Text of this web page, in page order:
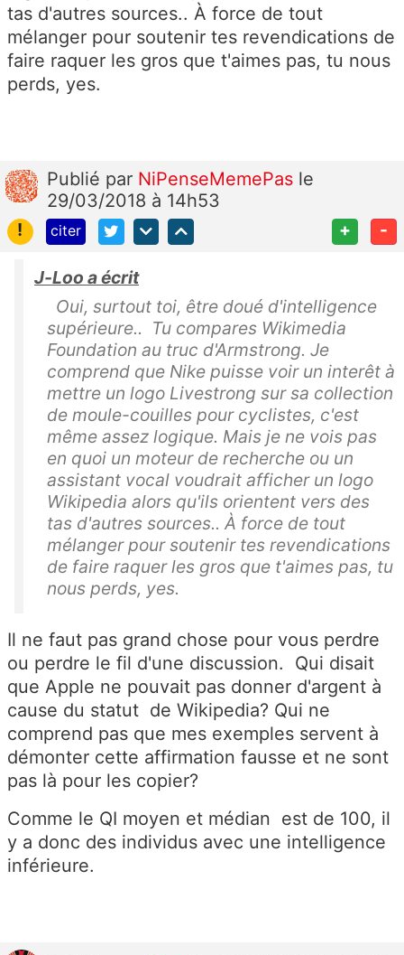
tas d'autres sources.. À force de tout
mélanger pour soutenir tes revendications de
faire raquer les gros que t'aimes pas, tu nous
perds, yes.
Publié par NiPenseMemePas le
29/03/2018 à 14h53
!
citer + -
J-Loo a écrit
Oui, surtout toi, être doué d'intelligence
supérieure.. Tu compares Wikimedia
Foundation au truc d'Armstrong. Je
comprend que Nike puisse voir un interêt à
mettre un logo Livestrong sur sa collection
de moule-couilles pour cyclistes, c'est
même assez logique. Mais je ne vois pas
en quoi un moteur de recherche ou un
assistant vocal voudrait afficher un logo
Wikipedia alors qu'ils orientent vers des
tas d'autres sources.. À force de tout
mélanger pour soutenir tes revendications
de faire raquer les gros que t'aimes pas, tu
nous perds, yes.
Il ne faut pas grand chose pour vous perdre
ou perdre le fil d'une discussion. Qui disait
que Apple ne pouvait pas donner d'argent à
cause du statut de Wikipedia? Qui ne
comprend pas que mes exemples servent à
démonter cette affirmation fausse et ne sont
pas là pour les copier?
Comme le QI moyen et médian est de 100, il
y a donc des individus avec une intelligence
inférieure.